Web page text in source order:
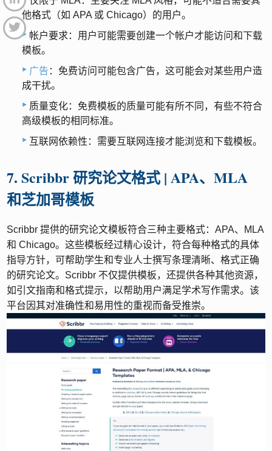
他格式（如 APA 或 Chicago）的用户。
帐户要求：用户可能需要创建一个帐户才能访问和下载
模板。
广告 ：免费访问可能包含广告，这可能会对某些用户造
成干扰。
质量变化：免费模板的质量可能有所不同，有些不符合
高级模板的相同标准。
互联网依赖性：需要互联网连接才能浏览和下载模板。
7. Scribbr 研究论文格式 | APA、MLA
和芝加哥模板
Scribbr 提供的研究论文模板符合三种主要格式：APA、MLA
和 Chicago。这些模板经过精心设计，符合每种格式的具体
指导方针，可帮助学生和专业人士撰写条理清晰、格式正确
的研究论文。Scribbr 不仅提供模板，还提供各种其他资源，
如引文指南和格式提示，以帮助用户满足学术写作需求。该
平台因其对准确性和易用性的重视而备受推崇。